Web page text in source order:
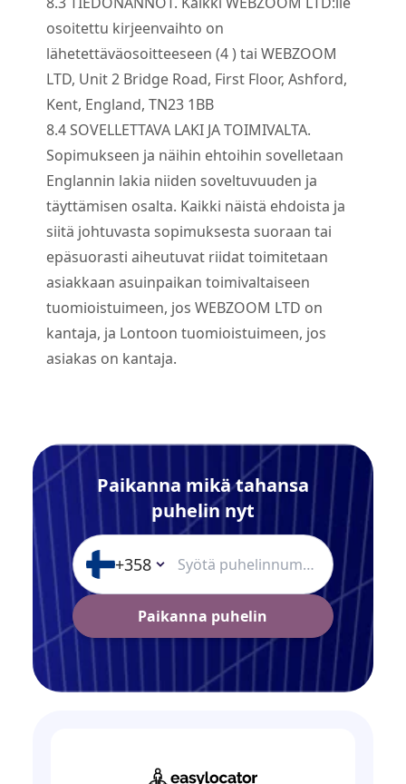
osoitettu kirjeenvaihto on
lähetettäväosoitteeseen (4) tai WEBZOOM
LTD, Unit 2 Bridge Road, First Floor, Ashford,
Kent, England, TN23 1BB
8.4SOVELLETTAVA LAKI JA TOIMIVALTA.
Sopimukseen ja näihin ehtoihin sovelletaan
Englannin lakia niiden soveltuvuuden ja
täyttämisen osalta. Kaikki näistä ehdoista ja
siitä johtuvasta sopimuksesta suoraan tai
epäsuorasti aiheutuvat riidat toimitetaan
asiakkaan asuinpaikan toimivaltaiseen
tuomioistuimeen, jos WEBZOOM LTD on
kantaja, ja Lontoon tuomioistuimeen, jos
asiakas on kantaja.
Paikanna mikä tahansa
puhelin nyt
+358
Paikanna puhelin